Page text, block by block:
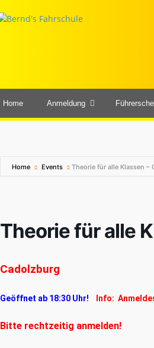
Home Anmeldung
Home Events Theorie für alle Klassen –
Theorie für alle
Cadolzburg
Geöffnet ab 18:30 Uhr! Info:
Bitte rechtzeitig anmelden!